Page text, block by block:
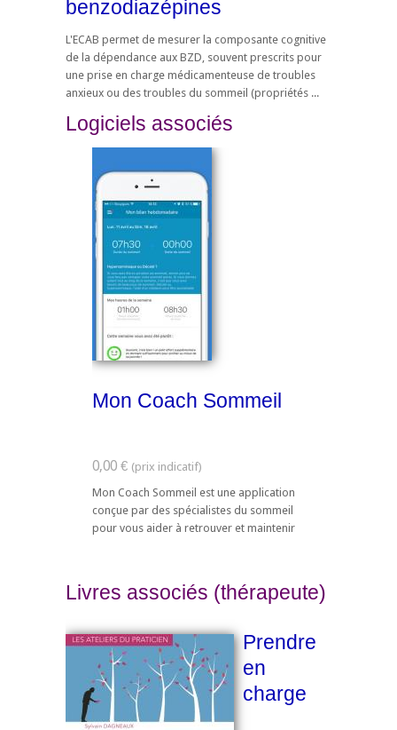
benzodiazépines
L'ECAB permet de mesurer la composante cognitive
de la dépendance aux BZD, souvent prescrits pour
une prise en charge médicamenteuse de troubles
anxieux ou des troubles du sommeil (propriétés ...
Logiciels associés
Mon Coach Sommeil
0,00 €
Mon Coach Sommeil est une application
conçue par des spécialistes du sommeil
pour vous aider à retrouver et maintenir
Livres associés (thérapeute)
Prendre
en
charge